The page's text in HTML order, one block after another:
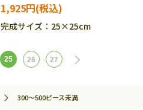
1,925円
完成サイズ：25×25cm
25 26 27
300～500ピース未満